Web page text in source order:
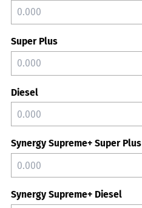
Super Plus
Diesel
Synergy Supreme+ Super Plus
Synergy Supreme+ Diesel